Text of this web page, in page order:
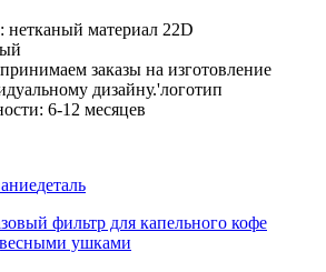
нетканый материал 22D
заказы на изготовление
дизайну.'логотип
6-12 месяцев
деталь